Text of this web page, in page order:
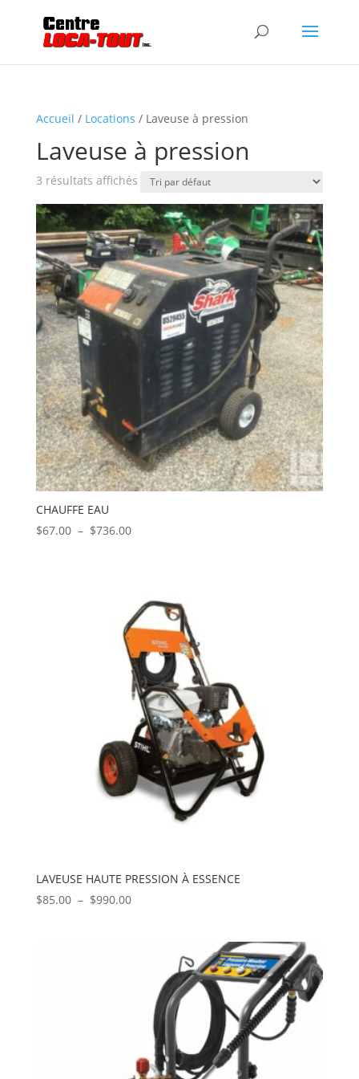
Accueil / Locations / Laveuse à pression
Laveuse à pression
3 résultats affichés
CHAUFFE EAU
$67.00 – $736.00Plage
$736.00
LAVEUSE HAUTE PRESSION À ESSENCE
$85.00 – $990.00Plage
$990.00